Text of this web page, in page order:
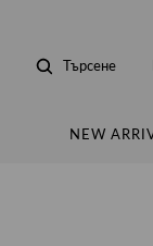
Търсене
NEW